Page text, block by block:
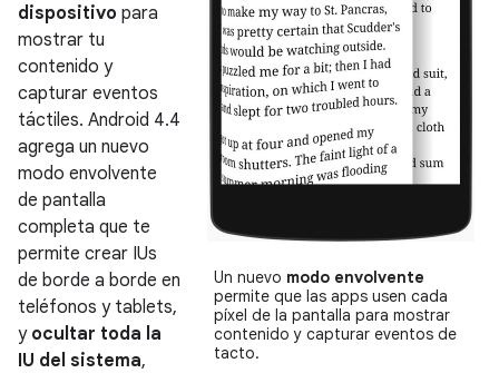
Un nuevo modo envolvente
permite que las apps usen cada
píxel de la pantalla para mostrar
contenido y capturar eventos de
tacto.
dispositivo para
mostrar tu
contenido y
capturar eventos
táctiles. Android 4.4
agrega un nuevo
modo envolvente
de pantalla
completa que te
permite crear IUs
de borde a borde en
teléfonos y tablets,
y ocultar toda la
IU del sistema,